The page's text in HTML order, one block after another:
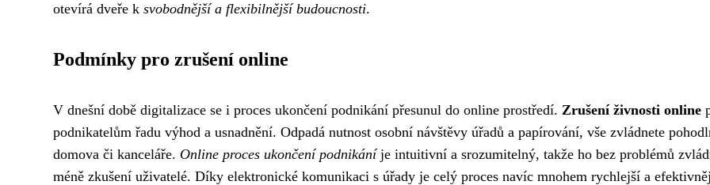
otevírá dveře k svobodnější a flexibilnější budoucnosti.
Podmínky pro zrušení online
V dnešní době digitalizace se i proces ukončení podnikání přesunul do online prostředí. Zrušení živnosti online
podnikatelům řadu výhod a usnadnění. Odpadá nutnost osobní návštěvy úřadů a papírování, vše zvládnete
domova či kanceláře. Online proces ukončení podnikáníje intuitivní a srozumitelný, takže ho bez problémů
méně zkušení uživatelé. Díky elektronické komunikaci s úřady je celý proces navíc mnohem rychlejší a